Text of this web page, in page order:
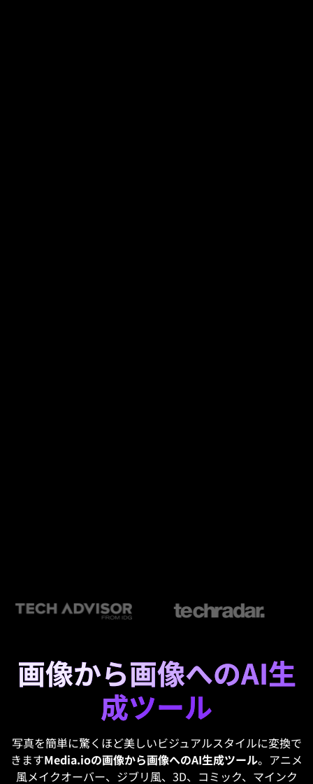
画像から画像へのAI生
成ツール
写真を簡単に驚くほど美しいビジュアルスタイルに変換で
きますMedia.ioの画像から画像へのAI生成ツール。アニメ
風メイクオーバー、ジブリ風、3D、コミック、マインク